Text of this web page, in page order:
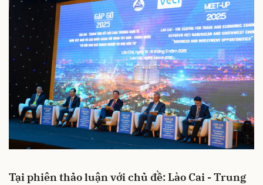
Tại phiên thảo luận với chủ đề: Lào Cai - Trung